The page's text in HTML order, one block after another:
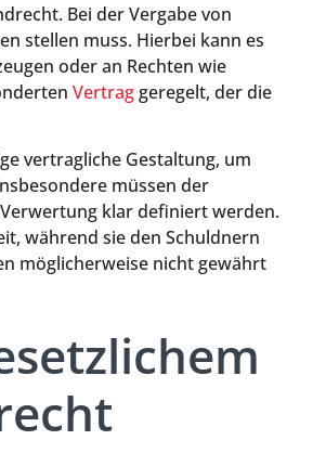
Bei der Vergabe von
stellen muss. Hierbei kann es
oder an Rechten wie
Vertraggeregelt, der die
vertragliche Gestaltung, um
müssen der
klar definiert werden.
während sie den Schuldnern
möglicherweise nicht gewährt